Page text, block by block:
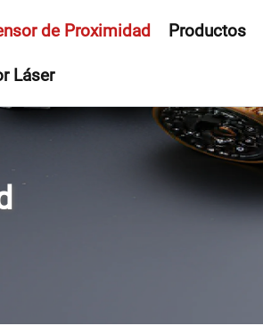
de Proximidad Productos
Láser